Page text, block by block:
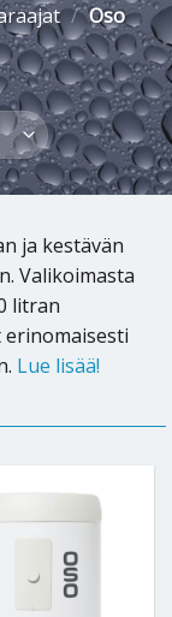
/ Oso
ja kestävän
Valikoimasta
litran
Lue lisää!